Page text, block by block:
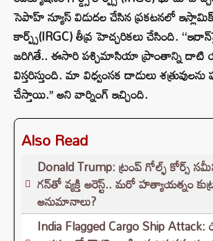
సెపాహ్ న్యూస్ విడుదల చేసిన ప్రకటనలో ఇస్లామిక్
కార్ప్స్(IRGC) తీవ్ర హెచ్చరికలు చేసింది.
జరిగితే.. ఈసారి పశ్చిమాసియా ప్రాంతాన్ని దాటి
విస్తరిస్తుంది. మా విధ్వంసక దాడులు శత్రువులను
చేస్తాయి.’’ అని వార్నింగ్ ఇచ్చింది.
Also Read
Donald Trump: ట్రంప్ గోల్ఫ్ కోర్స్
గన్‌తో వ్యక్తి అరెస్ట్.. మరో హత్యాయత్నం
అనుమానాలు?
India Flagged Cargo Ship